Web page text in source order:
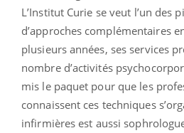
L’Institut Curie se veut l’un des
d’approches complémentaires
plusieurs années, ses services
nombre d’activités
mis le paquet pour que les
connaissent ces techniques
infirmières est aussi